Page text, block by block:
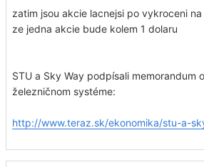
zatim jsou akcie lacnejsi po vykroceni
ze jedna akcie bude kolem 1 dolaru
STU a Sky Way podpísali memorandum
železničnom systéme:
http://www.teraz.sk/ekonomika/stu-a-